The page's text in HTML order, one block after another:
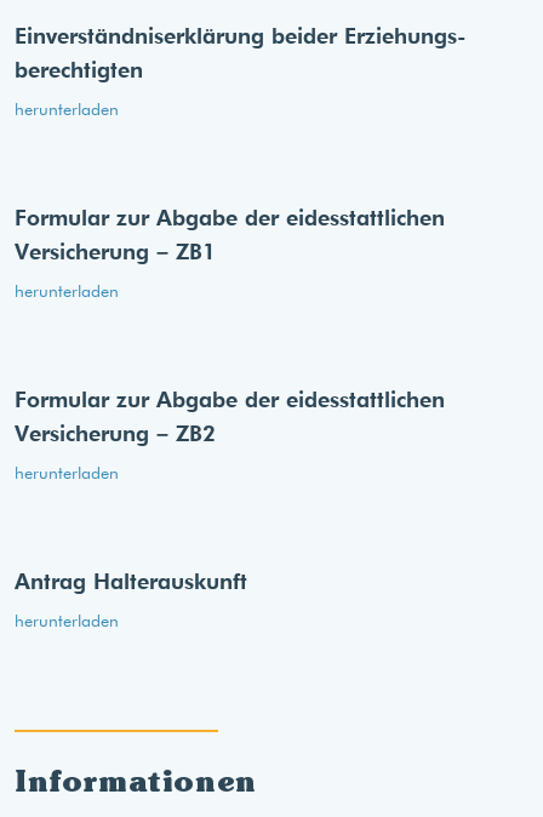
Informationen
Einverständnis­erklärung beider Erziehungs­
berechtigten
herunterladen
Formular zur Abgabe der eides­stattlichen
Versicherung – ZB1
herunterladen
Formular zur Abgabe der eides­stattlichen
Versicherung – ZB2
herunterladen
Antrag Halterauskunft
herunterladen